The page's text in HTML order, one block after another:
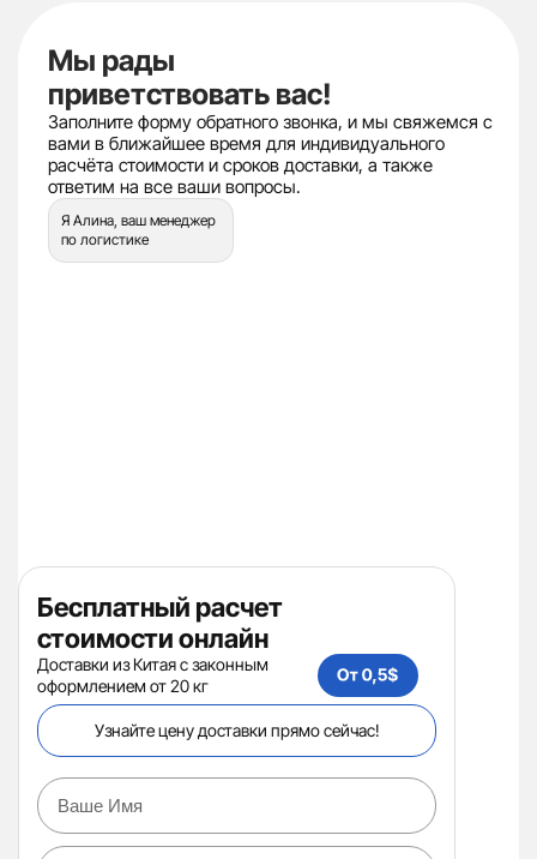
Мы рады
приветствовать вас!
Заполните форму обратного звонка, и мы свяжемся с
вами в ближайшее время для индивидуального
расчёта стоимости и сроков доставки, а также
ответим на все ваши вопросы.
Я Алина, ваш менеджер
по логистике
Бесплатный расчет
стоимости онлайн
Доставки из Китая с законным
оформлением от 20 кг
Узнайте цену доставки прямо сейчас!